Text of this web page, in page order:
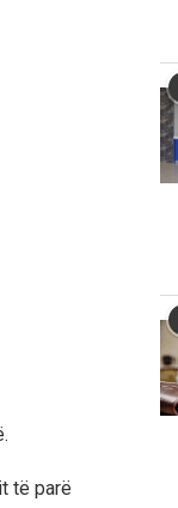
të parë